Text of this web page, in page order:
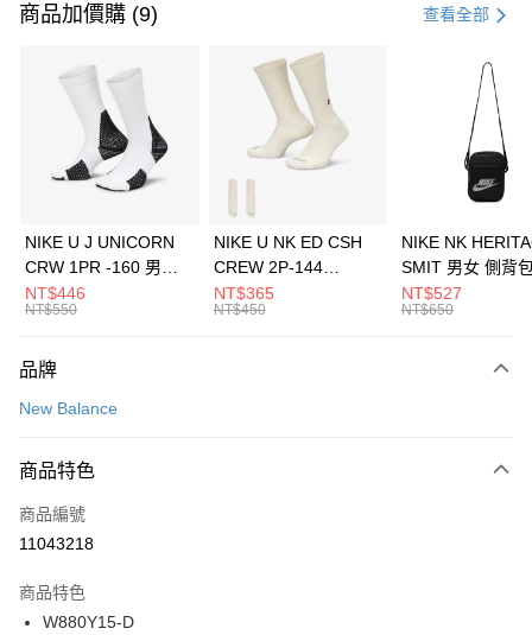
信用卡一次付款
3 期 0 利率 每期 21家銀行
合作金庫商業銀行
第一商業銀行
華南商業銀行
彰化商業銀行
上海商業儲蓄銀行
元大商業銀行
台灣樂天信用卡公司
Apple Pay
全盈+PAY
AFTEE先享後付
【關於「AFTEE先享後付」】
便利好安心！
３．安心：先確認商品／服務後，再付款。
【「AFTEE先享後付」結帳流程】
１．於結帳方式選擇「AFTEE先享後付」後，將跳轉至「AFTEE先享後付」
２．訂單成立數日內，您將收到繳費通知簡訊。
３．收到繳費通知簡訊後14天內，點擊此簡訊中的連結，可透過四大超商／
ATM／網路銀行／等多元方式進行付款，方視為交易完成。
運送方式
每筆NT$100，滿NT$1,500(含以上)免運費
宅配
每筆NT$100，滿NT$1,500(含以上)免運費
付款後門市自取
每筆NT$100，滿NT$1,500(含以上)免運費
商品加價購 (9) 查看全部
NIKE U J UNICORN
CRW 1PR -160 男女
中統襪 FZ3393100
NT$446
NT$550
NIKE U NK ED CSH
CREW 2P-144
EMBRDY 男女 短統襪
FZ3073133
NT$365
NT$450
NIKE NK
SMIT 男女 側背
BA5871010
NT$527
NT$650
品牌
New Balance
商品特色
商品編號
11043218
商品特色
W880Y15-D